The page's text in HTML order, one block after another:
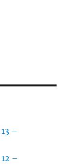
–
–